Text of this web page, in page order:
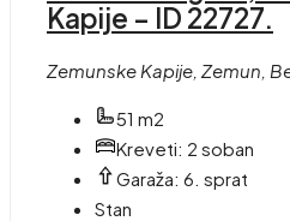
Kapije – ID 22727.
Zemunske Kapije, Zemun,
51 m2
Kreveti: 2 soban
Garaža: 6. sprat
Stan